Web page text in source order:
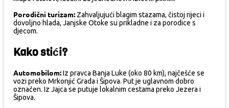
Porodični turizam: Zahvaljujući blagim stazama, čistoj rijeci i
dovoljno hlada, Janjske Otoke su prikladne i za porodice s
djecom.
Kako stići?
Automobilom:Iz pravca Banja Luke (oko 80 km), najčešće se
vozi preko Mrkonjić Grada i Šipova. Put je uglavnom dobro
označen. Iz Jajca se putuje lokalnim cestama preko Jezera i
Šipova.